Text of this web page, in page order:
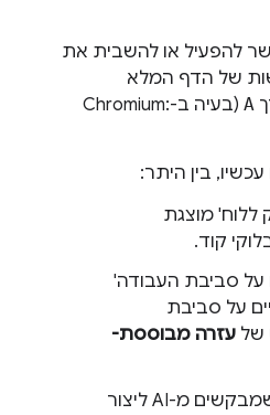
להפעיל או להשבית את
של הדף המלא
A (בעיה ב-Chromium:
בין היתר:
ללוח' מוצגת
קוד.
על סביבת העבודה'
על סביבת
של עזרה מבוססת-
'יצירת תווית' כשמבקשים מ-AI ליצור